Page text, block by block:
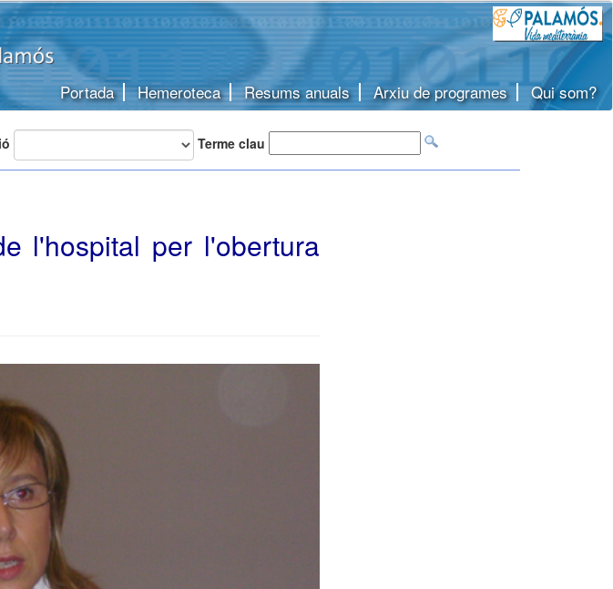
Portada Hemeroteca Resums anuals Arxiu de programes Qui som?
Terme clau
l'hospital per l'obertura